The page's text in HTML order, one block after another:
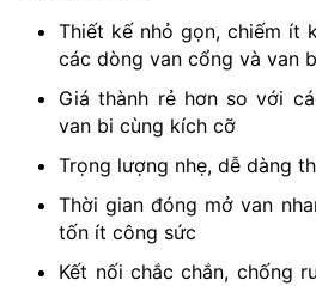
Thiết kế nhỏ gọn, chiếm ít
các dòng van cổng và van
Giá thành rẻ hơn so với
van bi cùng kích cỡ
Trọng lượng nhẹ, dễ dàng
Thời gian đóng mở van
tốn ít công sức
Kết nối chắc chắn, chống